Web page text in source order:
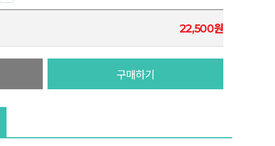
22,500원
구매하기